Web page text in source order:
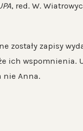
, red. W.
zostały zapisy
ich wspomnienia.
nie Anna.